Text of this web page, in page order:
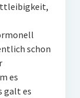
schon
es
galt es